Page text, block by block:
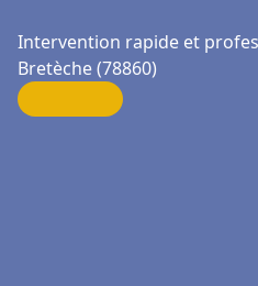
Intervention rapide et
Bretèche (78860)